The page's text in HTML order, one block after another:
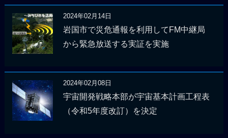
2024年02月14日
岩国市で災危通報を利用してFM中継局
から緊急放送する実証を実施
2024年02月08日
宇宙開発戦略本部が宇宙基本計画工程表
（令和5年度改訂）を決定